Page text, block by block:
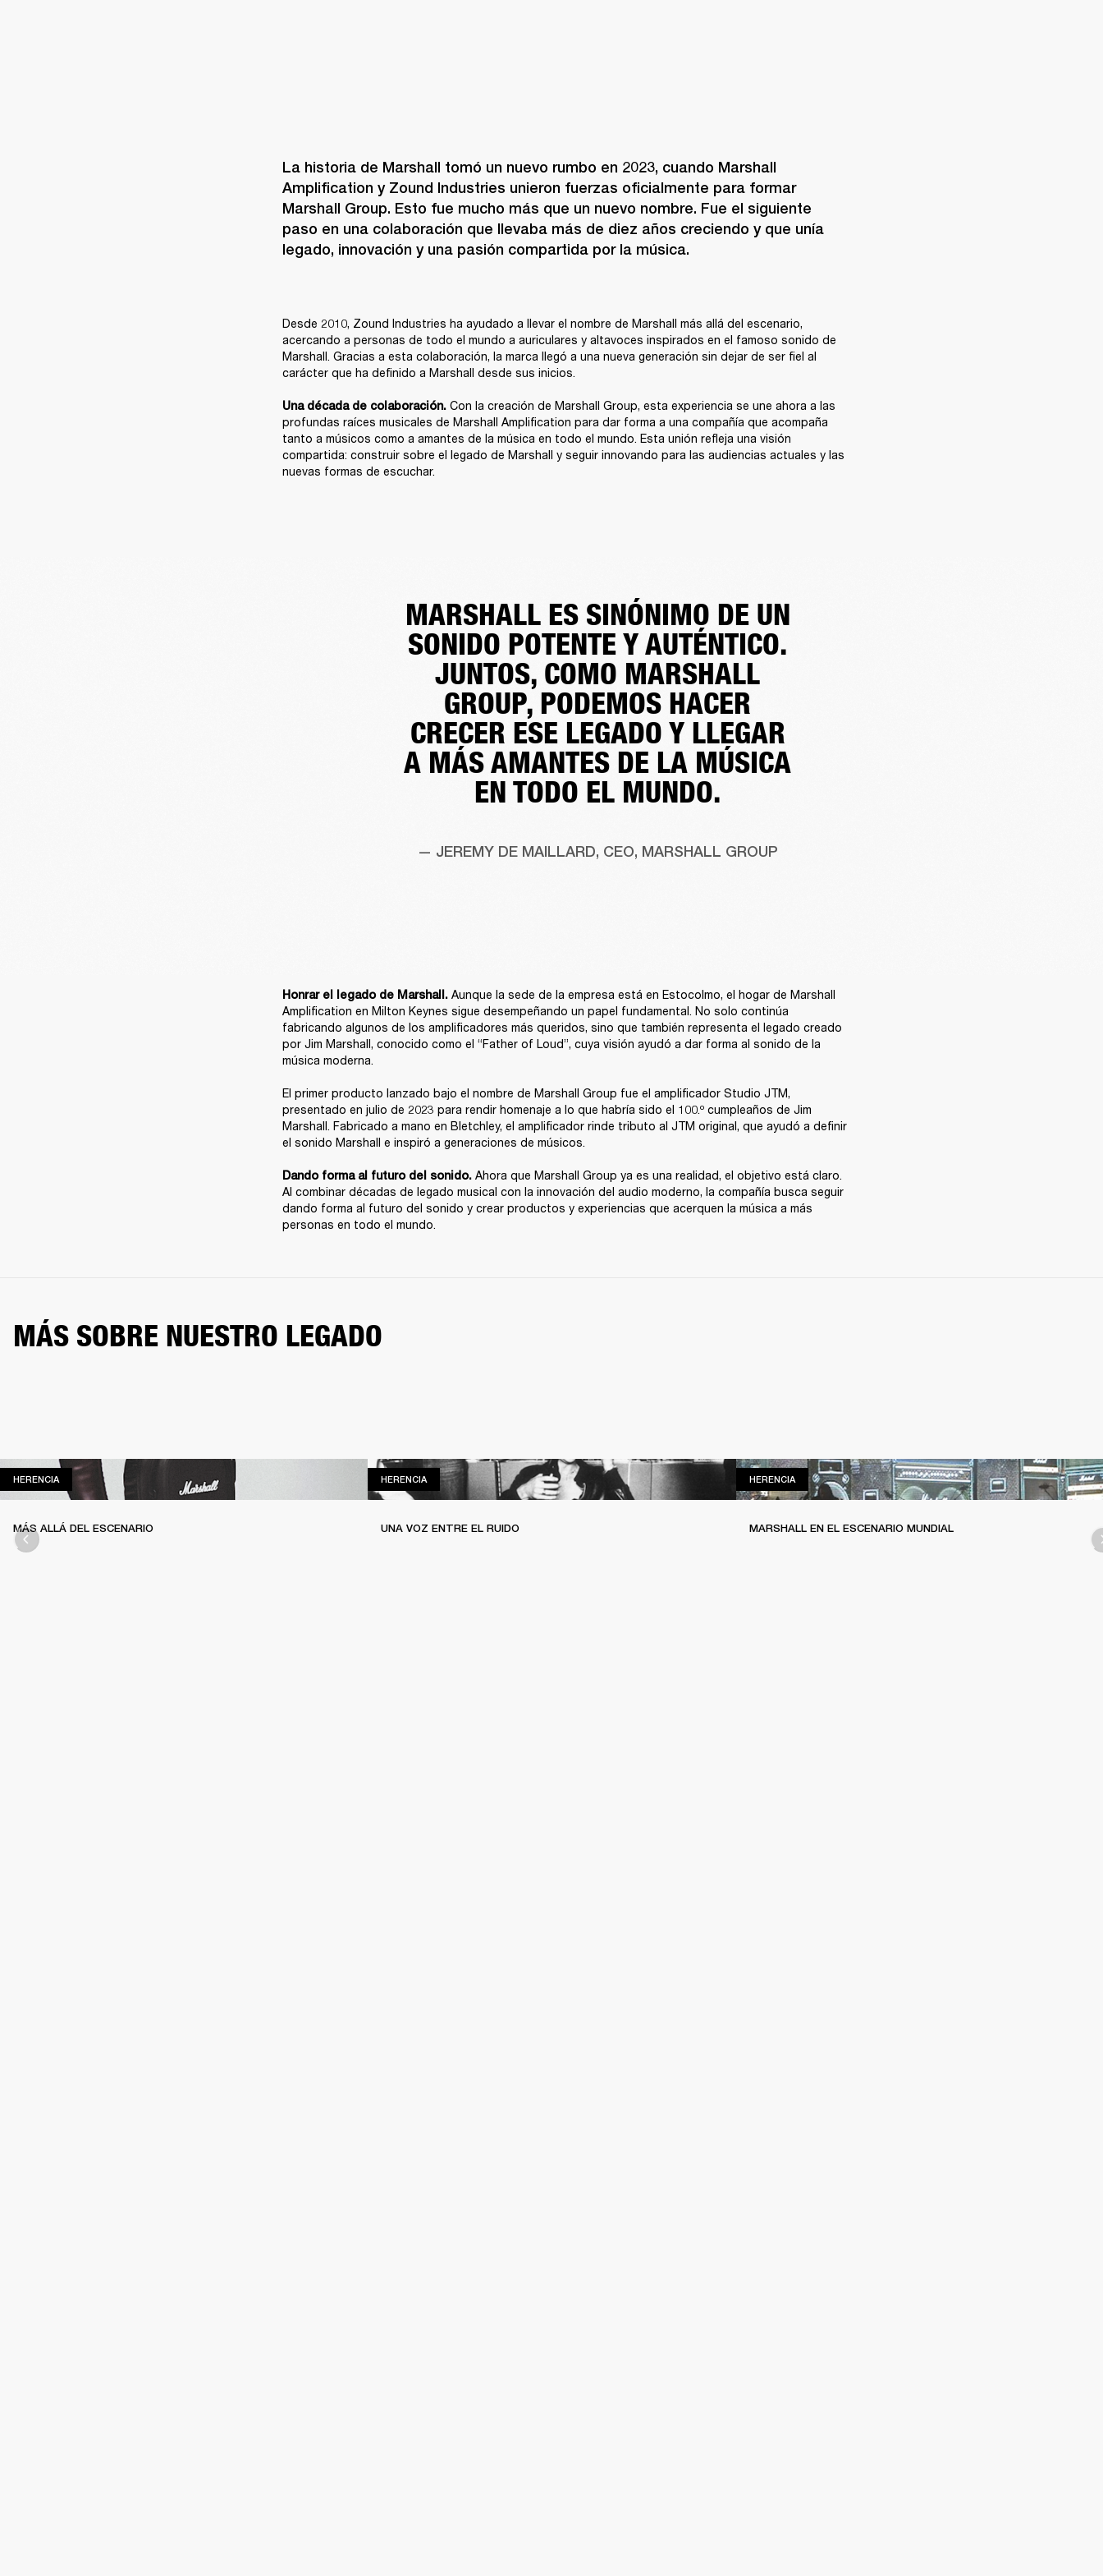
La historia de Marshall tomó un nuevo rumbo en 2023, cuando Marshall
Amplification y Zound Industries unieron fuerzas oficialmente para formar
Marshall Group. Esto fue mucho más que un nuevo nombre. Fue el siguiente
paso en una colaboración que llevaba más de diez años creciendo y que unía
legado, innovación y una pasión compartida por la música.
Desde 2010, Zound Industries ha ayudado a llevar el nombre de Marshall más allá del escenario,
acercando a personas de todo el mundo a auriculares y altavoces inspirados en el famoso sonido de
Marshall. Gracias a esta colaboración, la marca llegó a una nueva generación sin dejar de ser fiel al
carácter que ha definido a Marshall desde sus inicios.
Una década de colaboración. Con la creación de Marshall Group, esta experiencia se une ahora a las
profundas raíces musicales de Marshall Amplification para dar forma a una compañía que acompaña
tanto a músicos como a amantes de la música en todo el mundo. Esta unión refleja una visión
compartida: construir sobre el legado de Marshall y seguir innovando para las audiencias actuales y las
nuevas formas de escuchar.
MARSHALL ES SINÓNIMO DE UN
SONIDO POTENTE Y AUTÉNTICO.
JUNTOS, COMO MARSHALL
GROUP, PODEMOS HACER
CRECER ESE LEGADO Y LLEGAR
A MÁS AMANTES DE LA MÚSICA
EN TODO EL MUNDO.
— JEREMY DE MAILLARD, CEO, MARSHALL GROUP
Honrar el legado de Marshall. Aunque la sede de la empresa está en Estocolmo, el hogar de Marshall
Amplification en Milton Keynes sigue desempeñando un papel fundamental. No solo continúa
fabricando algunos de los amplificadores más queridos, sino que también representa el legado creado
por Jim Marshall, conocido como el “Father of Loud”, cuya visión ayudó a dar forma al sonido de la
música moderna.
El primer producto lanzado bajo el nombre de Marshall Group fue el amplificador Studio JTM,
presentado en julio de 2023 para rendir homenaje a lo que habría sido el 100.º cumpleaños de Jim
Marshall. Fabricado a mano en Bletchley, el amplificador rinde tributo al JTM original, que ayudó a definir
el sonido Marshall e inspiró a generaciones de músicos.
Dando forma al futuro del sonido. Ahora que Marshall Group ya es una realidad, el objetivo está claro.
Al combinar décadas de legado musical con la innovación del audio moderno, la compañía busca seguir
dando forma al futuro del sonido y crear productos y experiencias que acerquen la música a más
personas en todo el mundo.
MÁS SOBRE NUESTRO LEGADO
HERENCIAHERENCIA
MÁS ALLÁ DEL ESCENARIO
HERENCIAHERENCIA
UNA VOZ ENTRE EL RUIDO
HERENCIAHERENCIA
MARSHALL EN EL ESCENARIO MUNDIAL